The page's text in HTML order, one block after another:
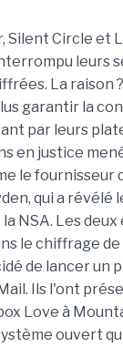
Silent Circle et
leurs
La raison
garantir la
par leurs
en justice
le fournisseur
qui a révélé
NSA. Les
le chiffrage
de lancer un
Ils l'ont
Love à
ouvert